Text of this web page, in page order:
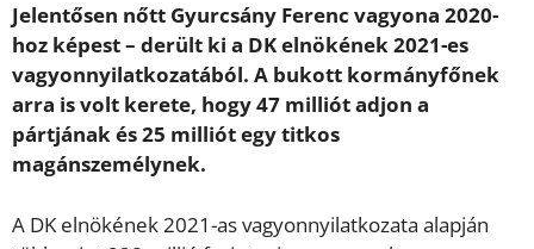
Jelentősen nőtt Gyurcsány Ferenc vagyona 2020-
hoz képest – derült ki a DK elnökének 2021-es
vagyonnyilatkozatából. A bukott kormányfőnek
arra is volt kerete, hogy 47 milliót adjon a
pártjának és 25 milliót egy titkos
magánszemélynek.
A DK elnökének 2021-as vagyonnyilatkozata alapján